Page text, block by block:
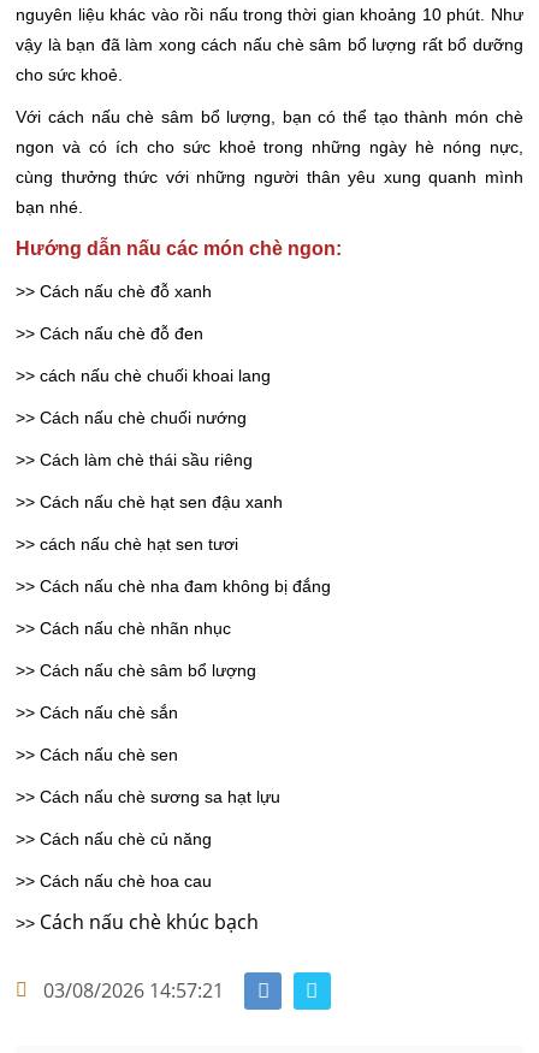
nguyên liệu khác vào rồi nấu trong thời gian khoảng 10 phút. Như
vậy là bạn đã làm xong cách nấu chè sâm bổ lượng rất bổ dưỡng
cho sức khoẻ.
Với cách nấu chè sâm bổ lượng, bạn có thể tạo thành món chè
ngon và có ích cho sức khoẻ trong những ngày hè nóng nực,
cùng thưởng thức với những người thân yêu xung quanh mình
bạn nhé.
Hướng dẫn nấu các món chè ngon:
>> Cách nấu chè đỗ xanh
>> Cách nấu chè đỗ đen
>> cách nấu chè chuối khoai lang
>> Cách nấu chè chuối nướng
>> Cách làm chè thái sầu riêng
>> Cách nấu chè hạt sen đậu xanh
>> cách nấu chè hạt sen tươi
>> Cách nấu chè nha đam không bị đắng
>> Cách nấu chè nhãn nhục
>> Cách nấu chè sâm bổ lượng
>> Cách nấu chè sắn
>> Cách nấu chè sen
>> Cách nấu chè sương sa hạt lựu
>> Cách nấu chè củ năng
>> Cách nấu chè hoa cau
>> Cách nấu chè khúc bạch
03/08/2026 14:57:21